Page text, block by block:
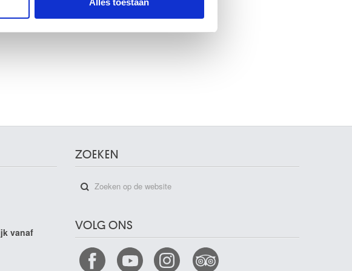
vanaf
ZOEKEN
VOLG ONS